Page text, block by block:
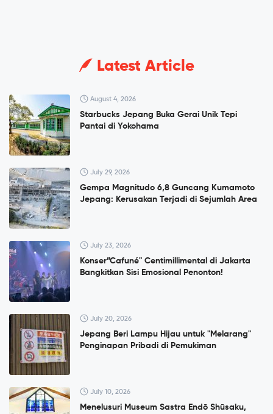
Latest Article
August 4, 2026
Starbucks Jepang Buka Gerai Unik Tepi
Pantai di Yokohama
July 29, 2026
Gempa Magnitudo 6,8 Guncang Kumamoto
Jepang: Kerusakan Terjadi di Sejumlah Area
July 23, 2026
Konser”Cafuné" Centimillimental di Jakarta
Bangkitkan Sisi Emosional Penonton!
July 20, 2026
Jepang Beri Lampu Hijau untuk "Melarang"
Penginapan Pribadi di Pemukiman
July 10, 2026
Menelusuri Museum Sastra Endō Shūsaku,